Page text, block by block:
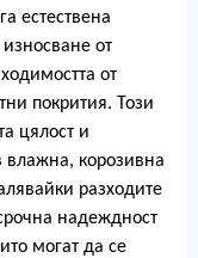
естествена
от
от
покрития. Този
цялост и
влажна, корозивна
разходите
надеждност
могат да се